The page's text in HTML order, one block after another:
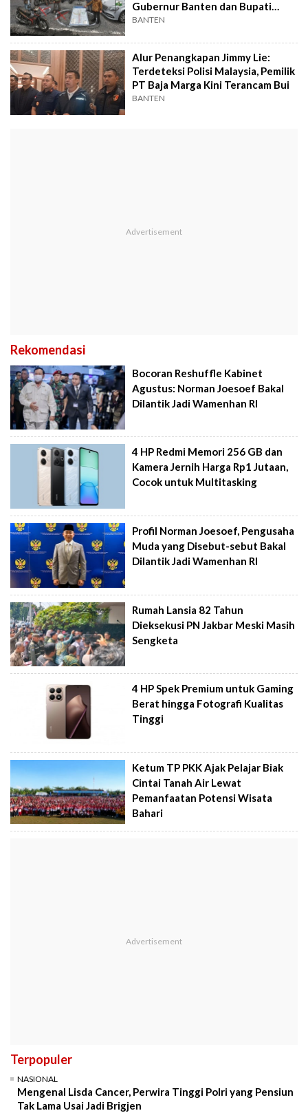
Gubernur Banten dan Bupati
Pandeglang Dimulai
BANTEN
Alur Penangkapan Jimmy Lie:
Terdeteksi Polisi Malaysia, Pemilik
PT Baja Marga Kini Terancam Bui
BANTEN
Rekomendasi
Bocoran Reshuffle Kabinet
Agustus: Norman Joesoef Bakal
Dilantik Jadi Wamenhan RI
4 HP Redmi Memori 256 GB dan
Kamera Jernih Harga Rp1 Jutaan,
Cocok untuk Multitasking
Profil Norman Joesoef, Pengusaha
Muda yang Disebut-sebut Bakal
Dilantik Jadi Wamenhan RI
Rumah Lansia 82 Tahun
Dieksekusi PN Jakbar Meski Masih
Sengketa
4 HP Spek Premium untuk Gaming
Berat hingga Fotografi Kualitas
Tinggi
Ketum TP PKK Ajak Pelajar Biak
Cintai Tanah Air Lewat
Pemanfaatan Potensi Wisata
Bahari
Terpopuler
NASIONAL
Mengenal Lisda Cancer, Perwira Tinggi Polri yang Pensiun
Tak Lama Usai Jadi Brigjen